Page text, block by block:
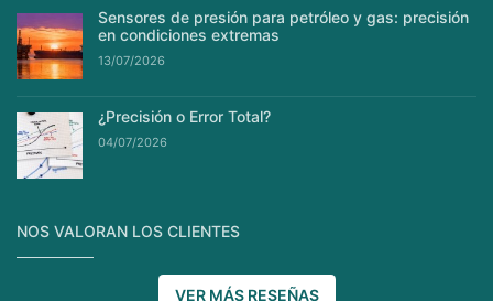
Sensores de presión para petróleo y gas: precisión
en condiciones extremas
13/07/2026
¿Precisión o Error Total?
04/07/2026
NOS VALORAN LOS CLIENTES
VER MÁS RESEÑAS